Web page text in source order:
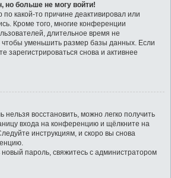
но больше не могу войти!
какой-то причине деактивировал или
Кроме того, многие конференции
длительное время не
уменьшить размер базы данных. Если
зарегистрироваться снова и активнее
нельзя восстановить, можно легко получить
входа на конференцию и щёлкните на
инструкциям, и скоро вы снова
новый пароль, свяжитесь с администратором